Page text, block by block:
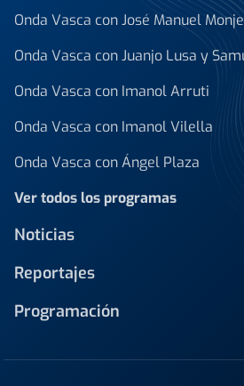
Onda Vasca con José Manuel Monje
Onda Vasca con Juanjo Lusa y
Onda Vasca con Imanol Arruti
Onda Vasca con Imanol Vilella
Onda Vasca con Ángel Plaza
Ver todos los programas
Noticias
Reportajes
Programación